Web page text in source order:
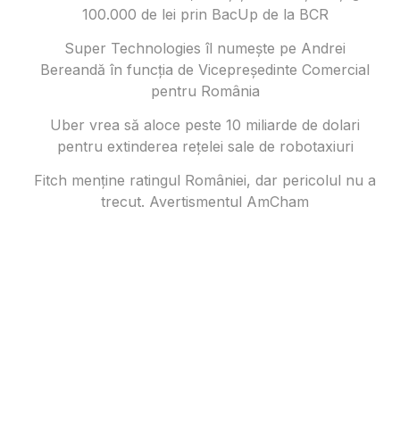
100.000 de lei prin BacUp de la BCR
Super Technologies îl numește pe Andrei
Bereandă în funcția de Vicepreședinte Comercial
pentru România
Uber vrea să aloce peste 10 miliarde de dolari
pentru extinderea rețelei sale de robotaxiuri
Fitch menține ratingul României, dar pericolul nu a
trecut. Avertismentul AmCham